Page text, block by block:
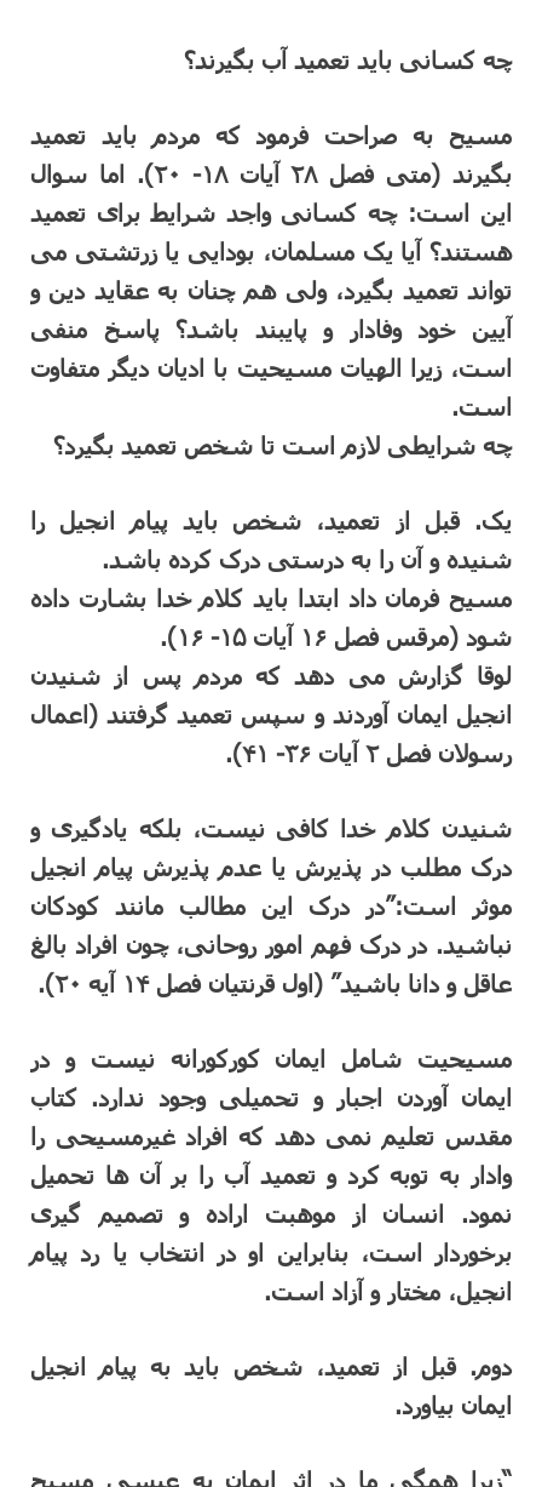
چه کسانی باید تعمید آب بگیرند؟
مسیح به صراحت فرمود که مردم باید تعمید
بگیرند (متی فصل ۲۸ آیات ۱۸- ۲۰). اما سوال
این است: چه کسانی واجد شرایط برای تعمید
هستند؟ آیا یک مسلمان، بودایی یا زرتشتی می
تواند تعمید بگیرد، ولی هم چنان به عقاید دین و
آیین خود وفادار و پایبند باشد؟ پاسخ منفی
است، زیرا الهیات مسیحیت با ادیان دیگر متفاوت
است.
چه شرایطی لازم است تا شخص تعمید بگیرد؟
یک. قبل از تعمید، شخص باید پیام انجیل را
شنیده و آن را به درستی درک کرده باشد.
مسیح فرمان داد ابتدا باید کلام خدا بشارت داده
شود (مرقس فصل ۱۶ آیات ۱۵- ۱۶).
لوقا گزارش می دهد که مردم پس از شنیدن
انجیل ایمان آوردند و سپس تعمید گرفتند (اعمال
رسولان فصل ۲ آیات ۳۶- ۴۱).
شنیدن کلام خدا کافی نیست، بلکه یادگیری و
درک مطلب در پذیرش یا عدم پذیرش پیام انجیل
موثر است:”در درک این مطالب مانند کودکان
نباشید. در درک فهم امور روحانی، چون افراد بالغ
عاقل و دانا باشید” (اول قرنتیان فصل ۱۴ آیه ۲۰).
مسیحیت شامل ایمان کورکورانه نیست و در
ایمان آوردن اجبار و تحمیلی وجود ندارد. کتاب
مقدس تعلیم نمی دهد که افراد غیرمسیحی را
وادار به توبه کرد و تعمید آب را بر آن ها تحمیل
نمود. انسان از موهبت اراده و تصمیم گیری
برخوردار است، بنابراین او در انتخاب یا رد پیام
انجیل، مختار و آزاد است.
دوم. قبل از تعمید، شخص باید به پیام انجیل
ایمان بیاورد.
“زیرا همگی ما در اثر ایمان به عیسی مسیح